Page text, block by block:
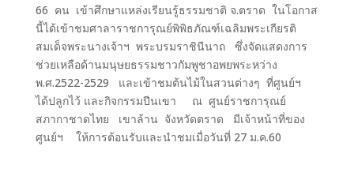
66 คน เข้าศึกษาแหล่งเรียนรู้ธรรมชาติ จ.ตราด ในโอกาส
นี้ได้เข้าชมศาลาราชการุณย์พิพิธภัณฑ์เฉลิมพระเกียรติ
สมเด็จพระนางเจ้าฯ พระบรมราชินีนาถ ซึ่งจัดแสดงการ
ช่วยเหลือด้านมนุษยธรรมชาวกัมพูชาอพยพระหว่าง
พ.ศ.2522-2529 และเข้าชมต้นไม้ในสวนต่างๆ ที่ศูนย์ฯ
ได้ปลูกไว้ และกิจกรรมปีนเขา ณ ศูนย์ราชการุณย์
สภากาชาดไทย เขาล้าน จังหวัดตราด มีเจ้าหน้าที่ของ
ศูนย์ฯ ให้การต้อนรับและนำชมเมื่อวันที่ 27 ม.ค.60